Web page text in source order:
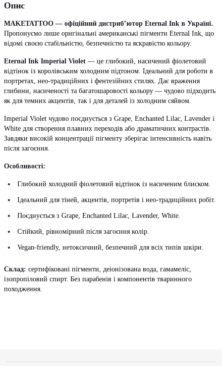
Опис
MAKETATTOO — офіційний дистриб’ютор Eternal Ink в Україні.
Пропонуємо лише оригінальні американські пігменти Eternal Ink, що
відомі своєю стабільністю, безпечністю та яскравістю кольору.
Eternal Ink Imperial Violet — це глибокий, насичений фіолетовий
відтінок із королівським холодним підтоном. Ідеальний для роботи в
портретах, нео-традиційних і фентезійних стилях. Дає враження
глибини, насиченості та багатошаровості кольору — чудово підходить
як для темних акцентів, так і для деталей із холодним сяйвом.
Imperial Violet чудово поєднується з Grape, Enchanted Lilac, Lavender і
White для створення плавних переходів або драматичних контрастів.
Завдяки високій концентрації пігменту зберігає інтенсивність навіть
після загоєння.
Особливості:
Глибокий холодний фіолетовий відтінок із насиченим блиском.
Ідеальний для тіней, акцентів, портретів і нео-традиційних робіт.
Поєднується з Grape, Enchanted Lilac, Lavender, White.
Стійкий, рівномірний після загоєння колір.
Vegan-friendly, нетоксичний, безпечний для всіх типів шкіри.
Склад: сертифіковані пігменти, деіонізована вода, гамамеліс,
ізопропіловий спирт. Без парабенів і компонентів тваринного
походження.